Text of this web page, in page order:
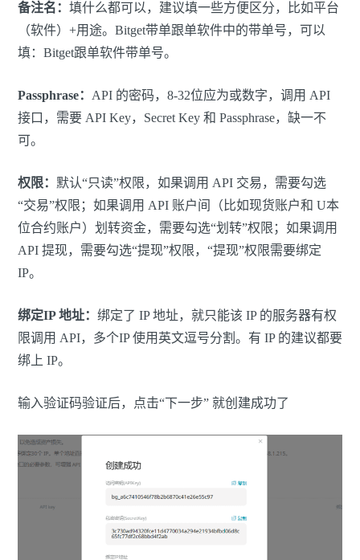
备注名： 填什么都可以，建议填一些方便区分，比如平台
（软件）+用途。Bitget带单跟单软件中的带单号，可以
填：Bitget跟单软件带单号。
Passphrase： API 的密码，8-32位应为或数字，调用 API
接口，需要 API Key，Secret Key 和 Passphrase，缺一不
可。
权限： 默认“只读”权限，如果调用 API 交易，需要勾选
“交易”权限；如果调用 API 账户间（比如现货账户和 U本
位合约账户）划转资金，需要勾选“划转”权限；如果调用
API 提现，需要勾选“提现”权限，“提现”权限需要绑定
IP。
绑定IP 地址： 绑定了 IP 地址，就只能该 IP 的服务器有权
限调用 API，多个IP 使用英文逗号分割。有 IP 的建议都要
绑上 IP。
输入验证码验证后，点击“下一步” 就创建成功了